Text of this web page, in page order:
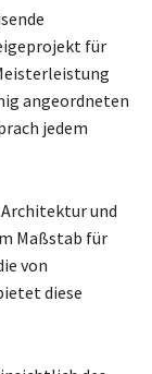
für
angeordneten
jedem
und
Maßstab für
von
diese